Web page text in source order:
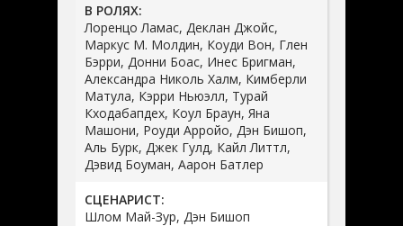
В РОЛЯХ:
Лоренцо Ламас, Деклан Джойс,
Маркус М. Молдин, Коуди Вон, Глен
Бэрри, Донни Боас, Инес Бригман,
Александра Николь Халм, Кимберли
Матула, Кэрри Ньюэлл, Турай
Кходабапдех, Коул Браун, Яна
Машони, Роуди Арройо, Дэн Бишоп,
Аль Бурк, Джек Гулд, Кайл Литтл,
Дэвид Боуман, Аарон Батлер
СЦЕНАРИСТ:
Шлом Май-Зур, Дэн Бишоп